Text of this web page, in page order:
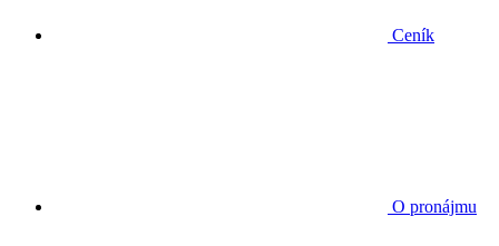
Ceník
O pronájmu